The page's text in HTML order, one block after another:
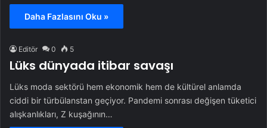
Daha Fazlasını Oku »
Editör 0 5
Lüks dünyada itibar savaşı
Lüks moda sektörü hem ekonomik hem de kültürel anlamda
ciddi bir türbülanstan geçiyor. Pandemi sonrası değişen tüketici
alışkanlıkları, Z kuşağının…